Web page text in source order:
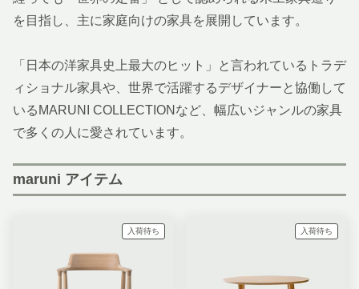
を目指し、主に家庭向けの家具を展開しています。
「日本の洋家具史上最大のヒット」と言われているトラデ
ィショナル家具や、世界で活躍するデザイナーと協働して
いるMARUNI COLLECTIONなど、幅広いジャンルの家具
で多くの人に愛されています。
maruni アイテム
入荷待ち 入荷待ち